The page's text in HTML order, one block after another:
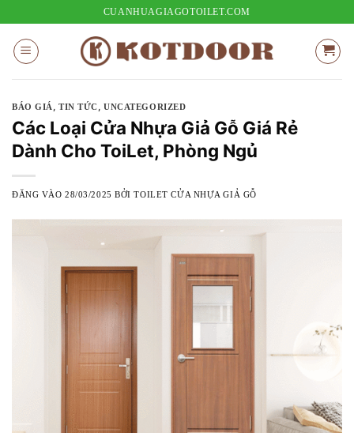
nội
dung
CUANHUAGIAGOTOILET.COM
BÁO GIÁ ,TIN TỨC ,UNCATEGORIZED
Các Loại Cửa Nhựa Giả Gỗ Giá Rẻ
Dành Cho ToiLet, Phòng Ngủ
ĐĂNG VÀO28/03/2025 BỞITOILET CỬA NHỰA GIẢ GỖ